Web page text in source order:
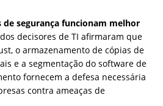
segurança funcionam melhor
decisores de TI afirmaram que
o armazenamento de cópias de
e a segmentação do software de
fornecem a defesa necessária
contra ameaças de